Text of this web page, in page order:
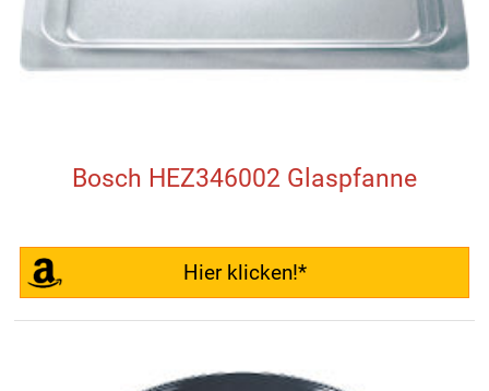
Bosch HEZ346002 Glaspfanne
Hier klicken!*